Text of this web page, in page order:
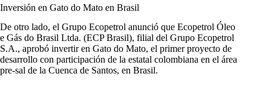
​Inversión en Gato do Mato en Brasil
De otro lado, el Grupo Ecopetrol anunció que Ecopetrol Óleo
e Gás do Brasil Ltda. (ECP Brasil), filial del Grupo Ecopetrol
S.A., aprobó invertir en Gato do Mato, el primer proyecto de
desarrollo con participación de la estatal colombiana en el área
pre-sal de la Cuenca de Santos, en Brasil.